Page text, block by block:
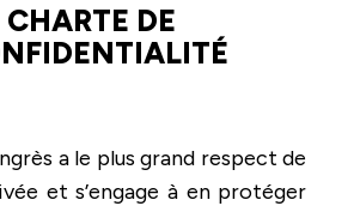
CHARTE DE
a le plus grand respect de
et s’engage à en protéger